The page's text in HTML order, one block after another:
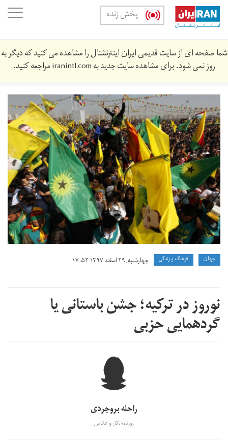
Skip
main
content
پخش زنده
شما صفحه ای از سایت قدیمی ایران اینترنشنال را مشاهده می کنید که دیگر به
روز نمی شود. برای مشاهده سایت جدید بهiranintl.comمراجعه کنید.
گردهمایی
نوروز
در
دیاربکر
ترکیه
-
سال
۲۰۱۳
جهان فرهنگ و زندگی چهارشنبه, ۲۹ اسفند ۱۳۹۷ ۱۷:۵۲
نوروز در ترکیه؛ جشن باستانی یا
گردهمایی حزبی
راحله بروجردی
روزنامه‌نگار و عکاس